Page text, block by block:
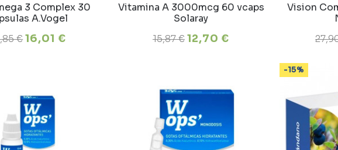
3 Complex 30
A.Vogel
€16,01 €
Vitamina A 3000mcg 60 vcaps
Solaray
15,87 €12,70 €
Vision
-15%